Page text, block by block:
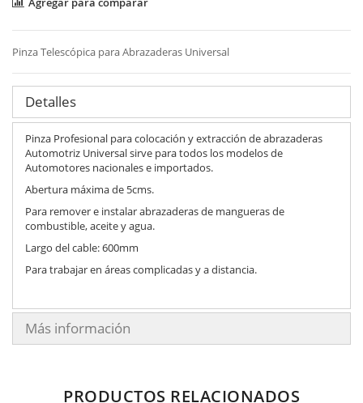
Pinza Telescópica para Abrazaderas Universal
Detalles
Pinza Profesional para colocación y extracción de abrazaderas
Automotriz Universal sirve para todos los modelos de
Automotores nacionales e importados.
Abertura máxima de 5cms.
Para remover e instalar abrazaderas de mangueras de
combustible, aceite y agua.
Largo del cable: 600mm
Para trabajar en áreas complicadas y a distancia.
Más información
PRODUCTOS RELACIONADOS